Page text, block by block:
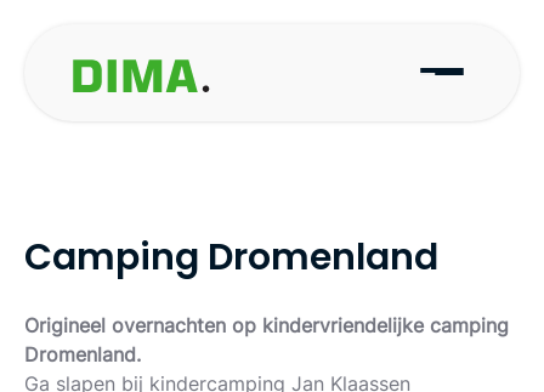
Camping Dromenland
Origineel overnachten op kindervriendelijke camping
Dromenland.
Ga slapen bij kindercamping Jan Klaassen